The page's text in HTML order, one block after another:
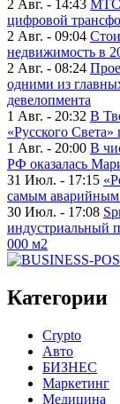
2 Авг. - 14:43 МТС
цифровой
2 Авг. - 09:04
недвижимость в
2 Авг. - 08:24
одними из
девелопмента
1 Авг. - 20:32 В
«Русского
1 Авг. - 20:00 В
РФ оказалась
31 Июл. - 17:15
самым аварийным
30 Июл. - 17:08
индустриальный
000 м2
Категории
Crypto
Авто
БИЗНЕС
Маркетинг
Медицина